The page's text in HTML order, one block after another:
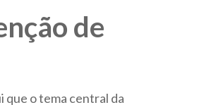
de
que o tema central da